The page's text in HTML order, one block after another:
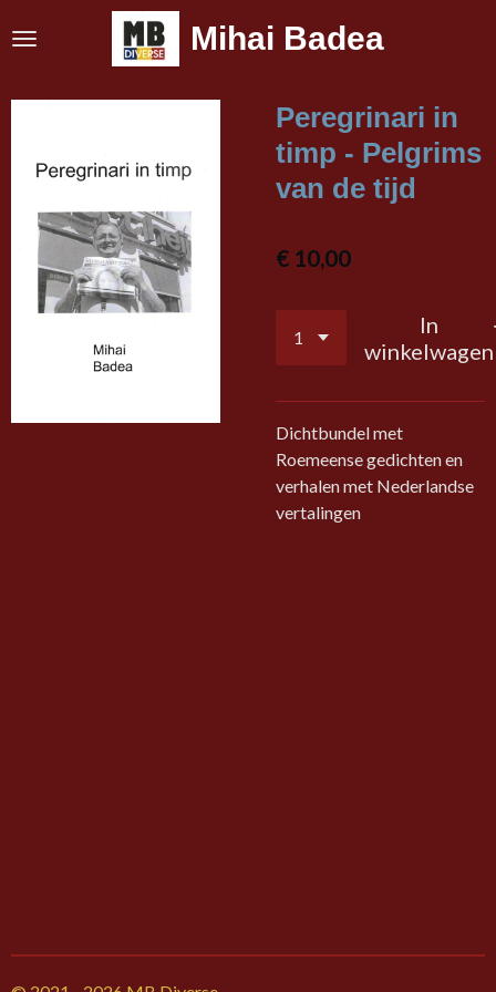
direct
de
Mihai Badea
Peregrinari in
timp - Pelgrims
van de tijd
€ 10,00
In
winkelwagen
Dichtbundel met
Roemeense gedichten en
verhalen met Nederlandse
vertalingen